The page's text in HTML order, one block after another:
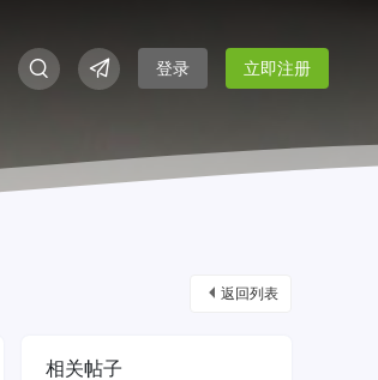
登录 立即注册
返回列表
相关帖子